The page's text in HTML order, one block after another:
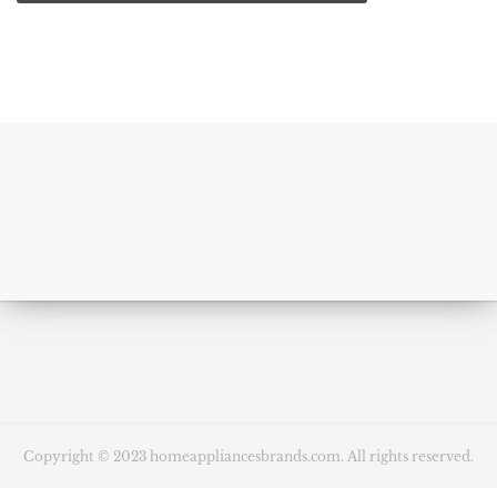
Copyright © 2023 homeappliancesbrands.com. All rights reserved.